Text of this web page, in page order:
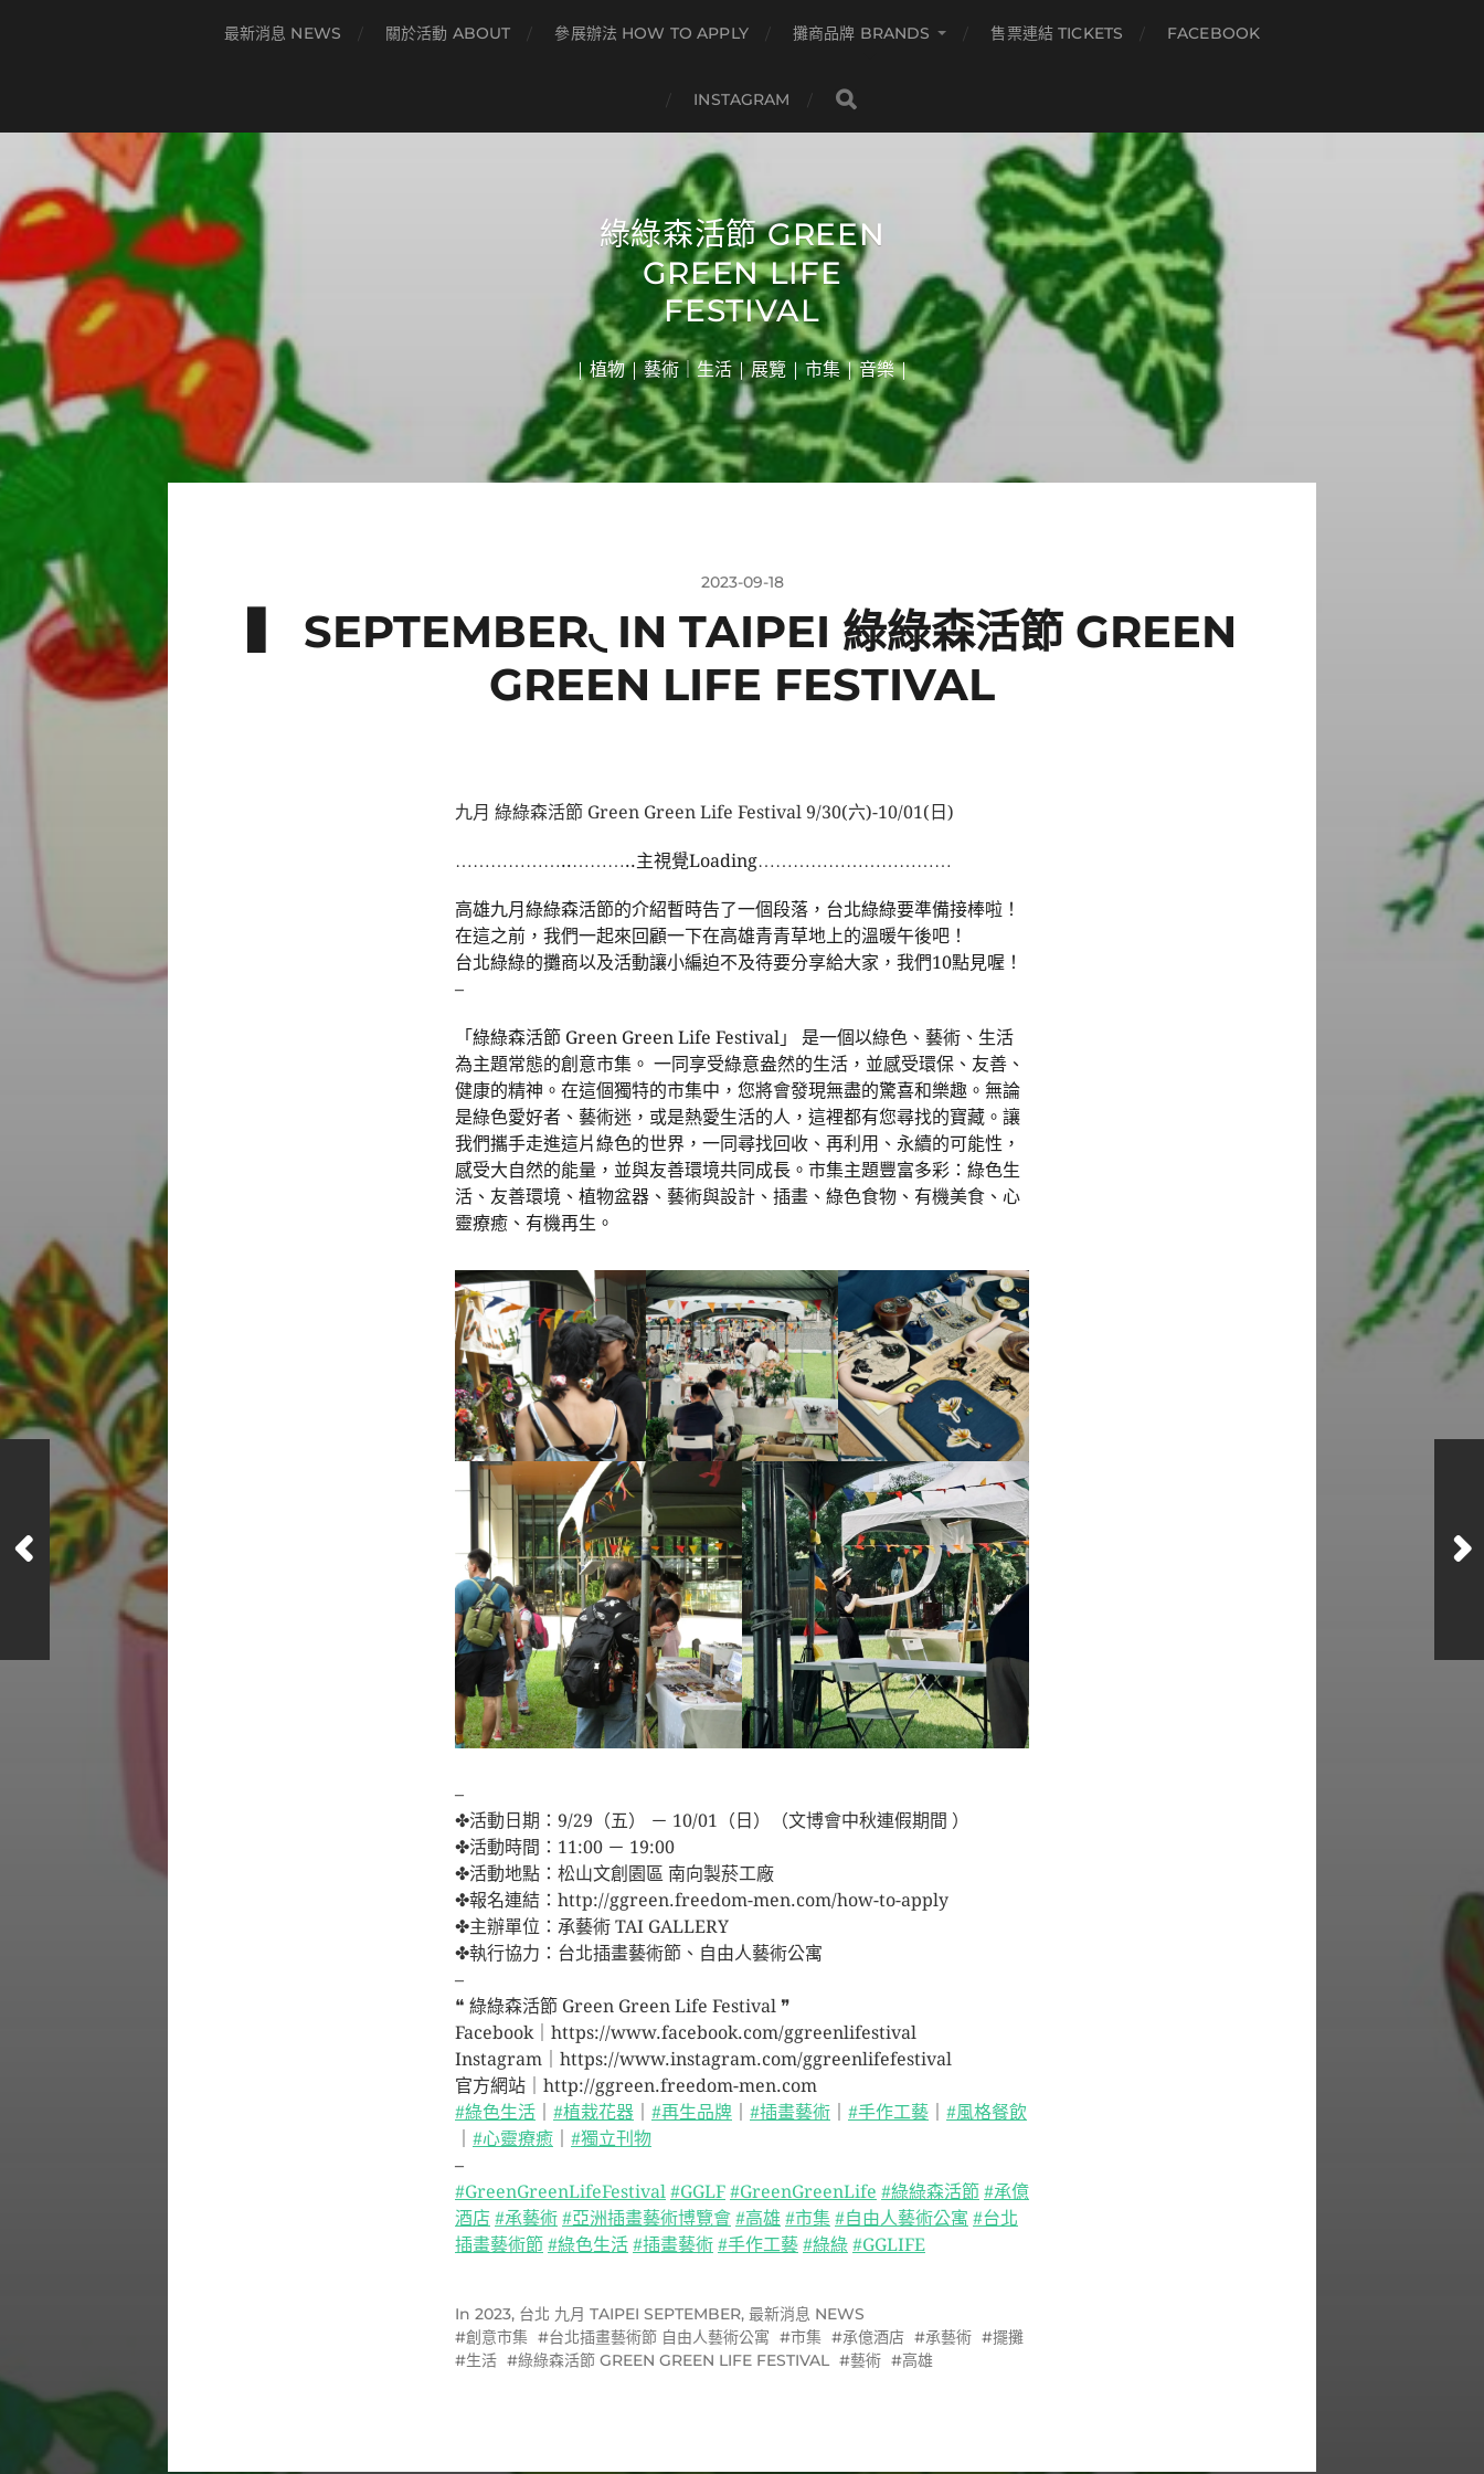
最新消息 NEWS 關於活動 ABOUT 參展辦法 HOW TO APPLY 攤商品牌 BRANDS 售票連結 TICKETS FACEBOOK
INSTAGRAM
綠綠森活節 GREEN
GREEN LIFE
FESTIVAL
| 植物 | 藝術｜生活 | 展覽 | 市集 | 音樂 |
2023-09-18
▍ SEPTEMBER◟ IN TAIPEI 綠綠森活節 GREEN
GREEN LIFE FESTIVAL
九月 綠綠森活節 Green Green Life Festival 9/30(六)-10/01(日)
………………..………..主視覺Loading……………………………
高雄九月綠綠森活節的介紹暫時告了一個段落，台北綠綠要準備接棒啦！
在這之前，我們一起來回顧一下在高雄青青草地上的溫暖午後吧！
台北綠綠的攤商以及活動讓小編迫不及待要分享給大家，我們10點見喔！
–
「綠綠森活節 Green Green Life Festival」 是一個以綠色、藝術、生活
為主題常態的創意市集。 一同享受綠意盎然的生活，並感受環保、友善、
健康的精神。在這個獨特的市集中，您將會發現無盡的驚喜和樂趣。無論
是綠色愛好者、藝術迷，或是熱愛生活的人，這裡都有您尋找的寶藏。讓
我們攜手走進這片綠色的世界，一同尋找回收、再利用、永續的可能性，
感受大自然的能量，並與友善環境共同成長。市集主題豐富多彩：綠色生
活、友善環境、植物盆器、藝術與設計、插畫、綠色食物、有機美食、心
靈療癒、有機再生。
–
✤活動日期：9/29（五） － 10/01（日）（文博會中秋連假期間 ）
✤活動時間：11:00 － 19:00
✤活動地點：松山文創園區 南向製菸工廠
✤報名連結：http://ggreen.freedom-men.com/how-to-apply
✤主辦單位：承藝術 TAI GALLERY
✤執行協力：台北插畫藝術節、自由人藝術公寓
–
❝ 綠綠森活節 Green Green Life Festival ❞
Facebook｜https://www.facebook.com/ggreenlifestival
Instagram｜https://www.instagram.com/ggreenlifefestival
官方網站｜http://ggreen.freedom-men.com
#綠色生活
#植栽花器 #再生品牌 #插畫藝術 #手作工藝
#風格餐飲
#心靈療癒
#獨立刊物
–
#GreenGreenLifeFestival #GGLF #GreenGreenLife #綠綠森活節 #承億
酒店 #承藝術 #亞洲插畫藝術博覽會 #高雄 #市集 #自由人藝術公寓 #台北
插畫藝術節 #綠色生活 #插畫藝術 #手作工藝 #綠綠 #GGLIFE
In 2023, 台北 九月 TAIPEI SEPTEMBER, 最新消息 NEWS
創意市集
台北插畫藝術節 自由人藝術公寓 市集 承億酒店 承藝術
擺攤
生活
綠綠森活節 GREEN GREEN LIFE FESTIVAL 藝術 高雄